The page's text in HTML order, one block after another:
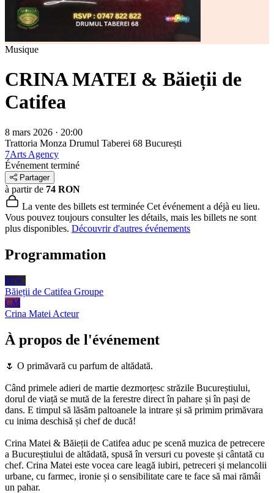
Musique
CRINA MATEI & Băieții de
Catifea
8 mars 2026 · 20:00
Trattoria Monza Drumul Taberei 68 București
7Arts Agency
Événement terminé
Partager
à partir de 74 RON
La vente des billets est terminée Cet événement a déjà eu lieu.
Vous pouvez toujours consulter les détails, mais les billets ne sont
plus disponibles. Découvrir d'autres événements
Programmation
BDC
Băieții de Catifea Groupe
CM
Crina Matei Acteur
À propos de l'événement
🌷 O primăvară cu parfum de altădată.
Când primele adieri de martie dezmorțesc străzile Bucureștiului,
dorul de viață se mută de la ferestre direct în pahare și în pași de
dans. E timpul să lăsăm paltoanele la intrare și să primim primăvara
cu inima deschisă și chef de ducă!
Crina Matei & Băieții de Catifea aduc pe scenă muzica de petrecere
a Bucureștiului de altădată, spusă în versuri cu poveste și cântată cu
chef. Crina Matei este vocea care leagă iubiri, petreceri și melancolii
urbane, cu farmec, ironie și o sensibilitate care te face să mai rămâi
un pahar.